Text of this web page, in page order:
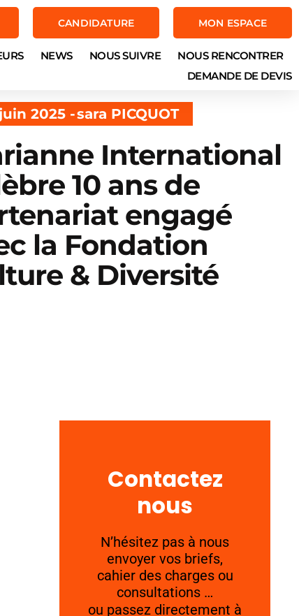
CANDIDATURE MON ESPACE
NEWS NOUS SUIVRE
NOUS RENCONTRER
DEMANDE DE DEVIS
2025 -sara PICQUOT
International
10 ans de
engagé
la Fondation
& Diversité
Contactez
nous
N’hésitez pas à nous
envoyer vos briefs,
cahier des charges ou
consultations …
ou passez directement à